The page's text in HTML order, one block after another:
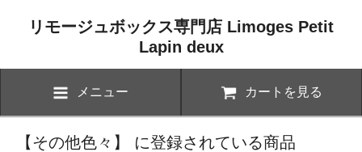
リモージュボックス専門店 Limoges Petit
Lapin deux
メニュー カートを見る
【その他色々】 に登録されている商品